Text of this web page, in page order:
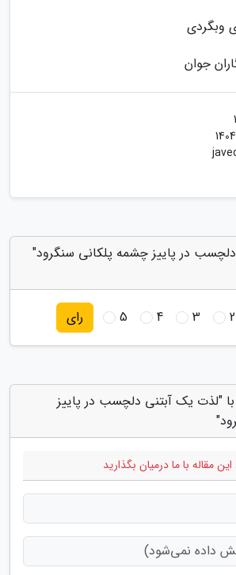
وبگردی
جوان
در پاییز چشمه پلکانی سنگرود"
2
3
4
5 رای
"لذت یک آبتنی دلچسب در پاییز
مقاله با ما درمیان بگذارید